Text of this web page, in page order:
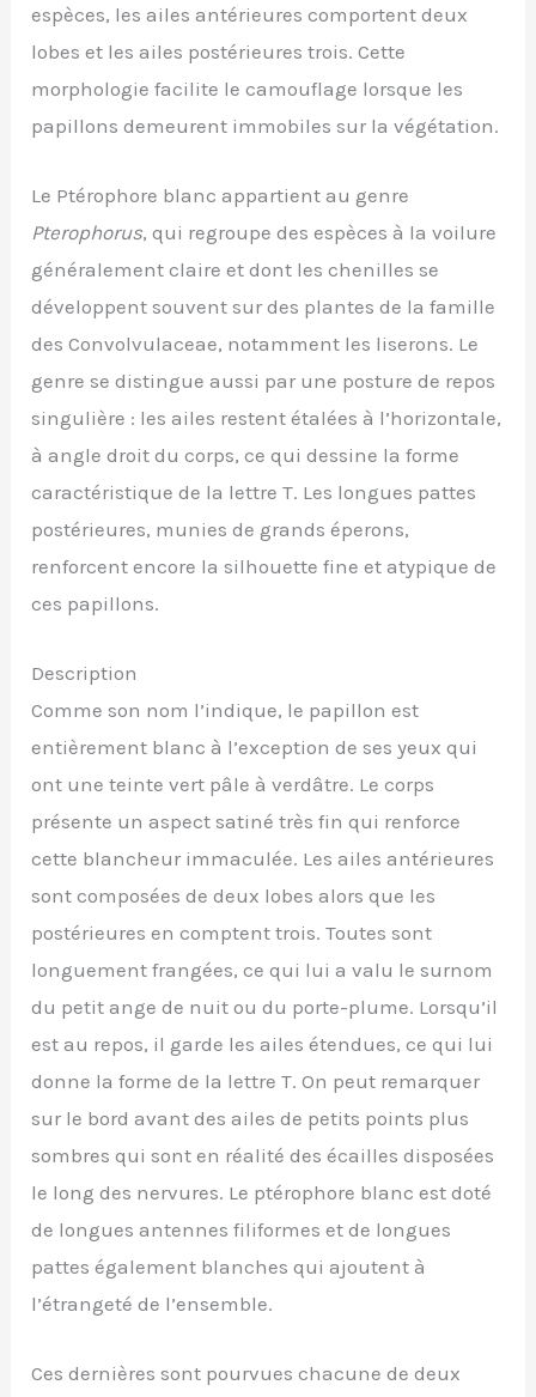
espèces, les ailes antérieures comportent deux
lobes et les ailes postérieures trois. Cette
morphologie facilite le camouflage lorsque les
papillons demeurent immobiles sur la végétation.
Le Ptérophore blanc appartient au genre
Pterophorus, qui regroupe des espèces à la voilure
généralement claire et dont les chenilles se
développent souvent sur des plantes de la famille
des Convolvulaceae, notamment les liserons. Le
genre se distingue aussi par une posture de repos
singulière : les ailes restent étalées à l’horizontale,
à angle droit du corps, ce qui dessine la forme
caractéristique de la lettre T. Les longues pattes
postérieures, munies de grands éperons,
renforcent encore la silhouette fine et atypique de
ces papillons.
Description
Comme son nom l’indique, le papillon est
entièrement blanc à l’exception de ses yeux qui
ont une teinte vert pâle à verdâtre. Le corps
présente un aspect satiné très fin qui renforce
cette blancheur immaculée. Les ailes antérieures
sont composées de deux lobes alors que les
postérieures en comptent trois. Toutes sont
longuement frangées, ce qui lui a valu le surnom
du petit ange de nuit ou du porte-plume. Lorsqu’il
est au repos, il garde les ailes étendues, ce qui lui
donne la forme de la lettre T. On peut remarquer
sur le bord avant des ailes de petits points plus
sombres qui sont en réalité des écailles disposées
le long des nervures. Le ptérophore blanc est doté
de longues antennes filiformes et de longues
pattes également blanches qui ajoutent à
l’étrangeté de l’ensemble.
Ces dernières sont pourvues chacune de deux